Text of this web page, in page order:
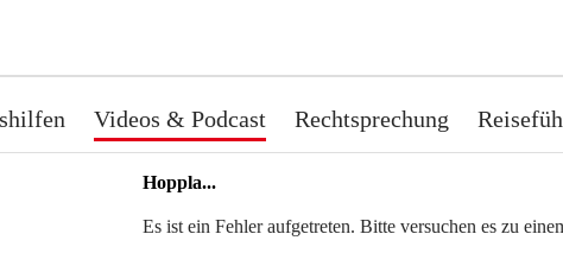
Videos & Podcast Rechtsprechung
Hoppla...
Es ist ein Fehler aufgetreten. Bitte versuchen es zu